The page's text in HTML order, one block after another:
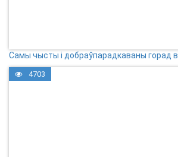
Самы чысты і добраўпарадкаваны горад
4703